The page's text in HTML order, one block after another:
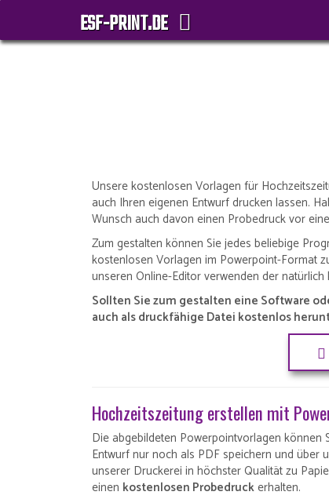
ESF-PRINT.DE
Unsere kostenlosen Vorlagen für
auch Ihren eigenen Entwurf drucken lassen.
Wunsch auch davon einen Probedruck vor
Zum gestalten können Sie jedes beliebige
kostenlosen Vorlagen im Powerpoint-Format
unseren Online-Editor verwenden der
Sollten Sie zum gestalten eine Software
auch als druckfähige Datei kostenlos
Hochzeitszeitung erstellen mit
Die abgebildeten Powerpointvorlagen
Entwurf nur noch als PDF speichern und
unserer Druckerei in höchster Qualität zu
einen kostenlosen Probedruckerhalten.